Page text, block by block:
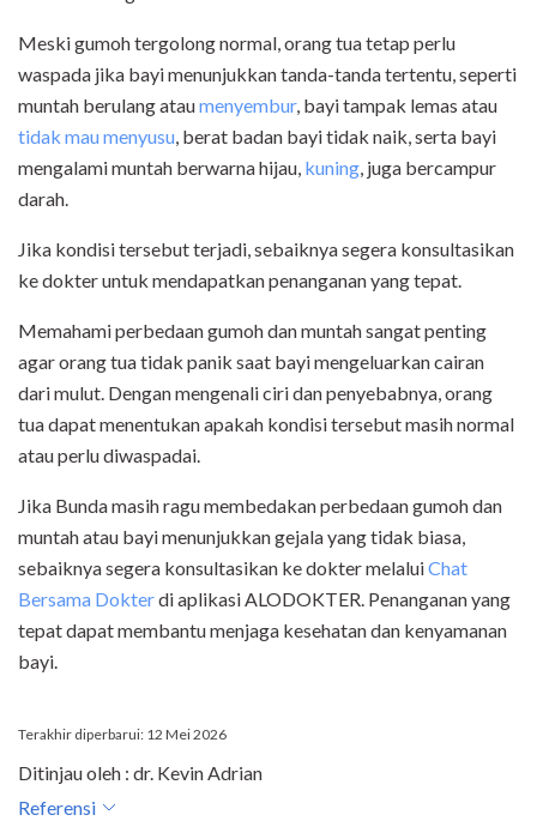
Meski gumoh tergolong normal, orang tua tetap perlu
waspada jika bayi menunjukkan tanda-tanda tertentu, seperti
muntah berulang ataumenyembur, bayi tampak lemas atau
tidak mau menyusu, berat badan bayi tidak naik, serta bayi
mengalami muntah berwarna hijau, kuning, juga bercampur
darah.
Jika kondisi tersebut terjadi, sebaiknya segera konsultasikan
ke dokter untuk mendapatkan penanganan yang tepat.
Memahami perbedaan gumoh dan muntah sangat penting
agar orang tua tidak panik saat bayi mengeluarkan cairan
dari mulut. Dengan mengenali ciri dan penyebabnya, orang
tua dapat menentukan apakah kondisi tersebut masih normal
atau perlu diwaspadai.
Jika Bunda masih ragu membedakan perbedaan gumoh dan
muntah atau bayi menunjukkan gejala yang tidak biasa,
sebaiknya segera konsultasikan ke dokter melaluiChat
Bersama Dokterdi aplikasi ALODOKTER. Penanganan yang
tepat dapat membantu menjaga kesehatan dan kenyamanan
bayi.
Terakhir diperbarui: 12 Mei 2026